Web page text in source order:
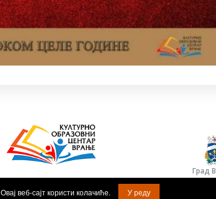
Град
Овај веб-сајт користи колачиће.
У реду